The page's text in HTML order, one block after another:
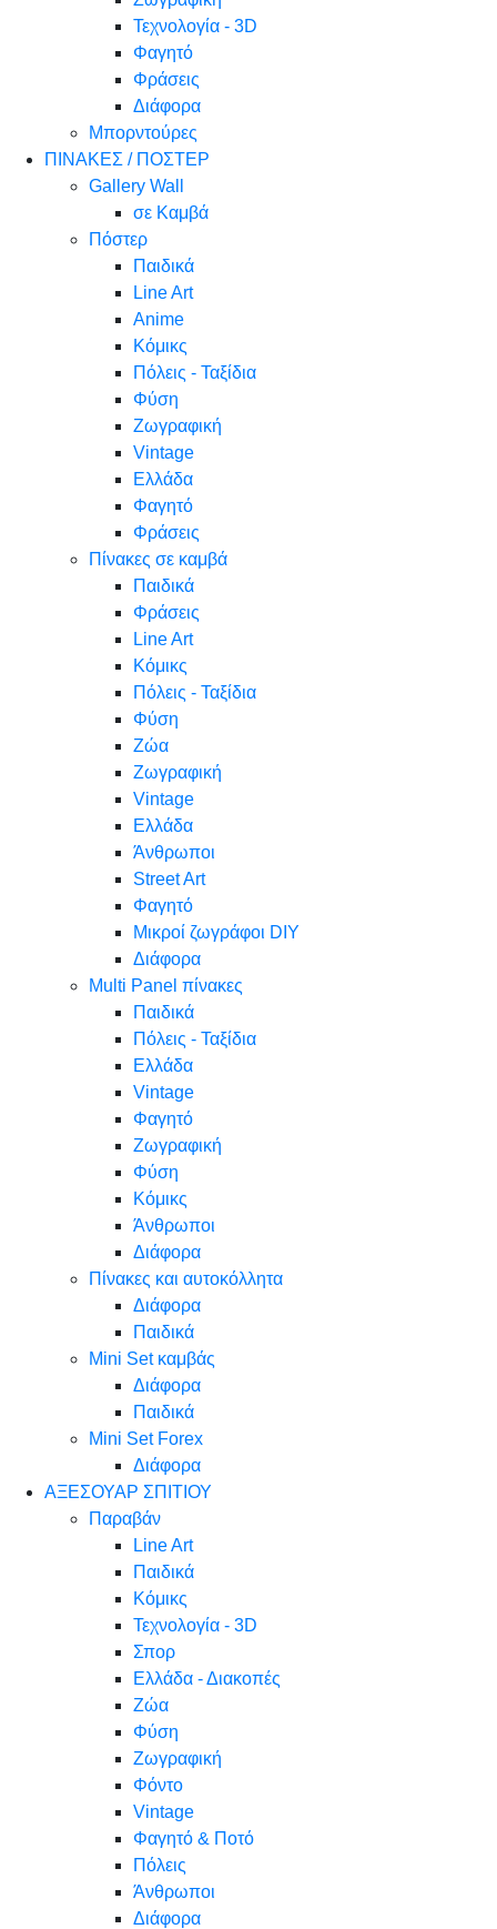
Τεχνολογία - 3D
Φαγητό
Φράσεις
Διάφορα
Μπορντούρες
ΠΙΝΑΚΕΣ / ΠΟΣΤΕΡ
Gallery Wall
σε Καμβά
Πόστερ
Παιδικά
Line Art
Anime
Κόμικς
Πόλεις - Ταξίδια
Φύση
Ζωγραφική
Vintage
Ελλάδα
Φαγητό
Φράσεις
Πίνακες σε καμβά
Παιδικά
Φράσεις
Line Art
Κόμικς
Πόλεις - Ταξίδια
Φύση
Ζώα
Ζωγραφική
Vintage
Ελλάδα
Άνθρωποι
Street Art
Φαγητό
Μικροί ζωγράφοι DIY
Διάφορα
Multi Panel πίνακες
Παιδικά
Πόλεις - Ταξίδια
Ελλάδα
Vintage
Φαγητό
Ζωγραφική
Φύση
Κόμικς
Άνθρωποι
Διάφορα
Πίνακες και αυτοκόλλητα
Διάφορα
Παιδικά
Mini Set καμβάς
Διάφορα
Παιδικά
Mini Set Forex
Διάφορα
ΑΞΕΣΟΥΑΡ ΣΠΙΤΙΟΥ
Παραβάν
Line Art
Παιδικά
Κόμικς
Τεχνολογία - 3D
Σπορ
Ελλάδα - Διακοπές
Ζώα
Φύση
Ζωγραφική
Φόντο
Vintage
Φαγητό & Ποτό
Πόλεις
Άνθρωποι
Διάφορα